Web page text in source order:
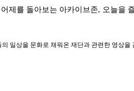
제를 돌아보는 아카이브존, 오늘을
일상을 문화로 채워온 재단과 관련한 영상을